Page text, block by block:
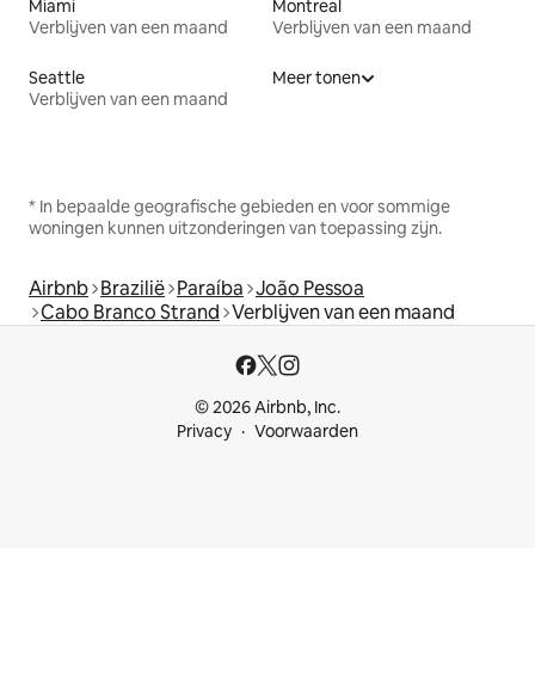
Miami
Verblijven van een maand
Montreal
Verblijven van een maand
Seattle
Verblijven van een maand
Meer tonen
* In bepaalde geografische gebieden en voor sommige
woningen kunnen uitzonderingen van toepassing zijn.
Airbnb Brazilië Paraíba João Pessoa
Cabo Branco Strand Verblijven van een maand
© 2026 Airbnb, Inc.
Privacy
Voorwaarden